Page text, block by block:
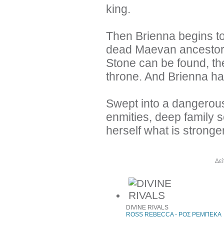
king.
Then Brienna begins
dead Maevan
Stone can be found,
throne. And Brienna
Swept into a
enmities, deep family
herself what is
DIVINE RIVALS
ROSS REBECCA - ΡΟΣ ΡΕΜΠΕΚΑ